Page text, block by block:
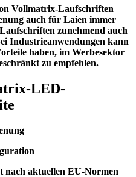
Vollmatrix-Laufschriften
auch für Laien immer
zunehmend auch
Industrieanwendungen kann
haben, im Werbesektor
zu empfehlen.
LED-
nach aktuellen EU-Normen